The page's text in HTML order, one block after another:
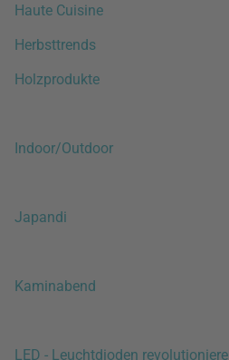
Haute Cuisine
Herbsttrends
Holzprodukte
Indoor/Outdoor
Japandi
Kaminabend
LED - Leuchtdioden